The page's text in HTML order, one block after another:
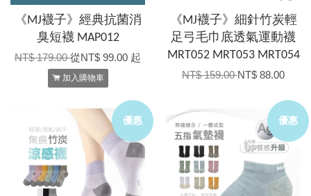
《MJ襪子》經典抗菌消
臭短襪 MAP012
NT$ 179.00從NT$ 99.00 起
加入購物車
《MJ襪子》細針竹炭輕
足弓毛巾底透氣運動襪
MRT052 MRT053 MRT054
NT$ 159.00NT$ 88.00
優惠 優惠